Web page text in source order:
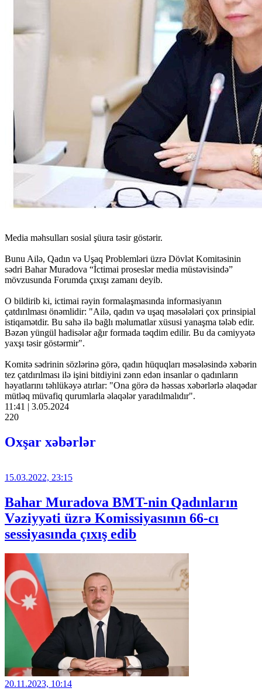
Media məhsulları sosial şüura təsir göstərir.
Bunu Ailə, Qadın və Uşaq Problemləri üzrə Dövlət Komitəsinin
sədri Bahar Muradova “İctimai proseslər media müstəvisində”
mövzusunda Forumda çıxışı zamanı deyib.
O bildirib ki, ictimai rəyin formalaşmasında informasiyanın
çatdırılması önəmlidir: "Ailə, qadın və uşaq məsələləri çox prinsipial
istiqamətdir. Bu sahə ilə bağlı məlumatlar xüsusi yanaşma tələb edir.
Bəzən yüngül hadisələr ağır formada təqdim edilir. Bu da cəmiyyətə
yaxşı təsir göstərmir".
Komitə sədrinin sözlərinə görə, qadın hüquqları məsələsində xəbərin
tez çatdırılması ilə işini bitdiyini zənn edən insanlar o qadınların
həyatlarını təhlükəyə atırlar: "Ona görə də həssas xəbərlərlə əlaqədar
mütləq müvafiq qurumlarla əlaqələr yaradılmalıdır".
11:41 | 3.05.2024
220
Oxşar xəbərlər
15.03.2022, 23:15
Bahar Muradova BMT-nin Qadınların
Vəziyyəti üzrə Komissiyasının 66-cı
sessiyasında çıxış edib
20.11.2023, 10:14